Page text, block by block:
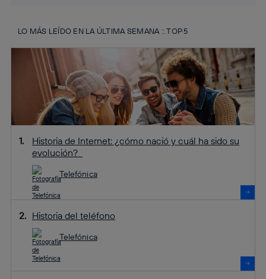
LO MÁS LEÍDO EN LA ÚLTIMA SEMANA :: TOP 5
Historia de Internet: ¿cómo nació y cuál ha sido su
evolución?
Telefónica
Historia del teléfono
Telefónica